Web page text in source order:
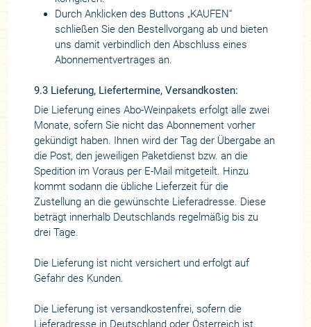
Durch Anklicken des Buttons „KAUFEN“
schließen Sie den Bestellvorgang ab und bieten
uns damit verbindlich den Abschluss eines
Abonnementvertrages an.
9.3 Lieferung, Liefertermine, Versandkosten:
Die Lieferung eines Abo-Weinpakets erfolgt alle zwei
Monate, sofern Sie nicht das Abonnement vorher
gekündigt haben. Ihnen wird der Tag der Übergabe an
die Post, den jeweiligen Paketdienst bzw. an die
Spedition im Voraus per E-Mail mitgeteilt. Hinzu
kommt sodann die übliche Lieferzeit für die
Zustellung an die gewünschte Lieferadresse. Diese
beträgt innerhalb Deutschlands regelmäßig bis zu
drei Tage.
Die Lieferung ist nicht versichert und erfolgt auf
Gefahr des Kunden.
Die Lieferung ist versandkostenfrei, sofern die
Lieferadresse in Deutschland oder Österreich ist.